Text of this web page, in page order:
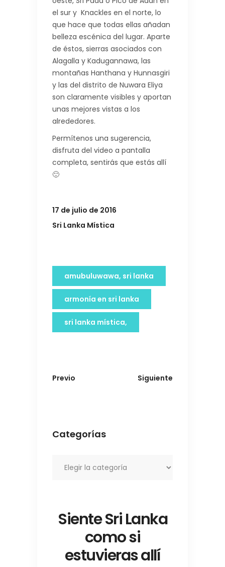
el sur y Knackles en el norte, lo
que hace que todas ellas añadan
belleza escénica del lugar. Aparte
de éstos, sierras asociados con
Alagalla y Kadugannawa, las
montañas Hanthana y Hunnasgiri
y las del distrito de Nuwara Eliya
son claramente visibles y aportan
unas mejores vistas a los
alrededores.
Permítenos una sugerencia,
disfruta del video a pantalla
completa, sentirás que estás allí
🙂
17 de julio de 2016
Sri Lanka Mística
amubuluwawa, sri lanka
armonía en sri lanka
sri lanka mística,
Previo Siguiente
Categorías
Siente Sri Lanka
como si
estuvieras allí